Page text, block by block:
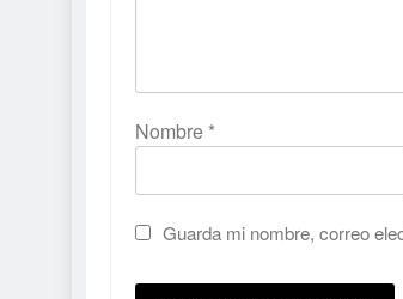
Nombre *
Guarda mi nombre, correo